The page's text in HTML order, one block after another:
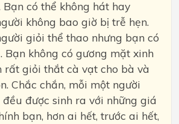
có thể không hát hay
không bao giờ bị trễ hẹn.
giỏi thể thao nhưng bạn có
Bạn không có gương mặt xinh
rất giỏi thắt cà vạt cho bà và
Chắc chắn, mỗi một người
được sinh ra với những giá
bạn, hơn ai hết, trước ai hết,